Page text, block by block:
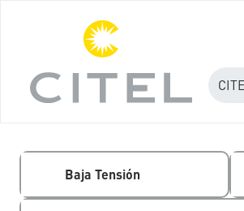
Baja Tensión